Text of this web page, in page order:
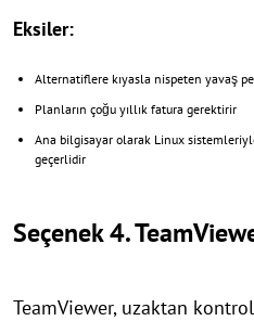
Eksiler:
Alternatiflere kıyasla nispeten yavaş
Planların çoğu yıllık fatura gerektirir
Ana bilgisayar olarak Linux
geçerlidir
Seçenek 4.
TeamViewer, uzaktan